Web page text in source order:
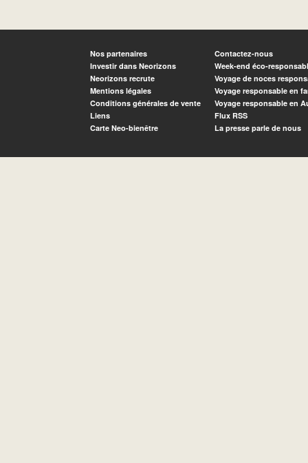
Nos partenaires
Investir dans Neorizons
Neorizons recrute
Mentions légales
Conditions générales de vente
Liens
Carte Neo-bienêtre
Contactez-nous
Week-end éco-
Voyage de noces
Voyage responsable en
Voyage responsable en
Flux RSS
La presse parle de nous